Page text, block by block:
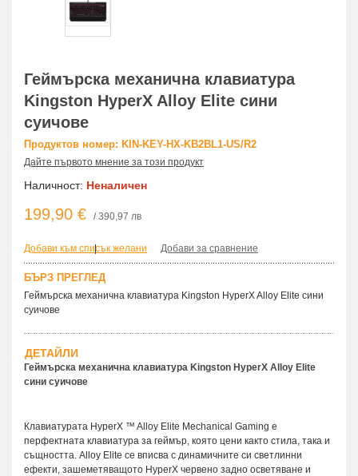
Геймърскa механична клавиатура
Kingston HyperX Alloy Elite сини
суичове
Продуктов номер: KIN-KEY-HX-KB2BL1-US/R2
Дайте първото мнение за този продукт
Наличност: Неналичен
199,90 € / 390,97 лв
Добави към списък желани
| Добави за сравнение
БЪРЗ ПРЕГЛЕД
Геймърскa механична клавиатура Kingston HyperX Alloy Elite сини
суичове
ДЕТАЙЛИ
Геймърскa механична клавиатура Kingston HyperX Alloy Elite
сини суичове
Клавиатурата HyperX ™ Alloy Elite Mechanical Gaming е
перфектната клавиатура за геймър, която цени както стила, така и
същността. Alloy Elite се вписва с динамичните си светлинни
ефекти, зашеметяващото HyperX червено задно осветяване и